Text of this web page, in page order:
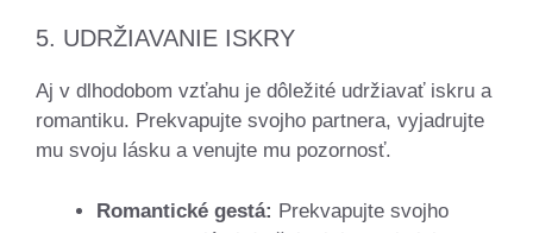
5. UDRŽIAVANIE ISKRY
Aj v dlhodobom vzťahu je dôležité udržiavať iskru a
romantiku. Prekvapujte svojho partnera, vyjadrujte
mu svoju lásku a venujte mu pozornosť.
Romantické gestá: Prekvapujte svojho